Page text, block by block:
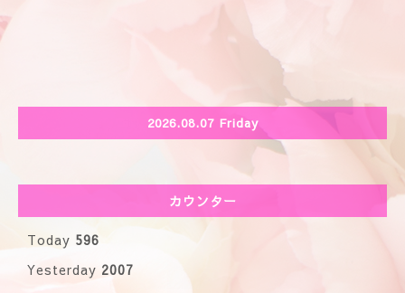
2026.08.07 Friday
カウンター
Today 596
Yesterday 2007